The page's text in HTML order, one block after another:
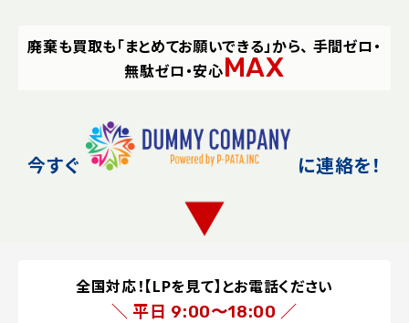
廃棄も買取も「まとめてお願いできる」から、 手間ゼロ・
無駄ゼロ・安心MAX
今すぐ に連絡を！
▼
全国対応！【LPを見て】とお電話ください
＼ 平日 9:00〜18:00 ／